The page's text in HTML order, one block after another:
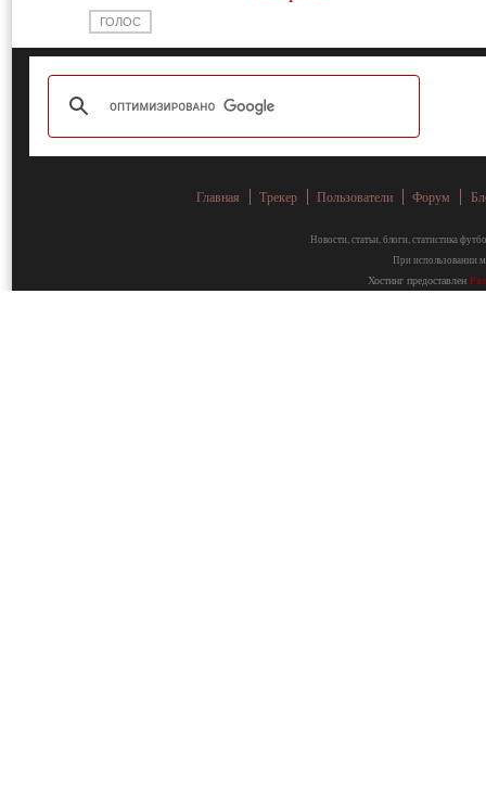
Главная Трекер Пользователи Форум
Новости, статьи, блоги, статистика
При использовании
Хостинг предоставлен